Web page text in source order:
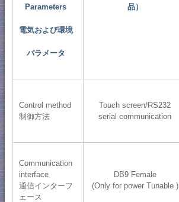
Parameters
電気および環境
パラメータ
品）
Control method
制御方法
Touch screen/RS232
serial communication
Communication
interface
通信インターフ
ェース
DB9 Female
(Only for power Tunable )